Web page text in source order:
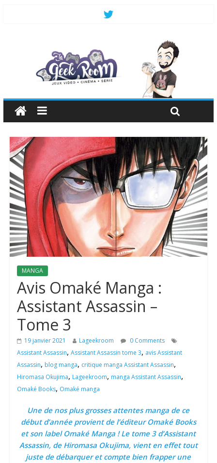
MANGA
Avis Omaké Manga :
Assistant Assassin –
Tome 3
19 janvier 2021 Lageekroom
0 Comments
Assistant Assassin, Assistant Assassin tome 3, avis Assistant
Assassin, blog manga, critique manga Assistant Assassin,
Hiromasa Okujima, Lageekroom, manga Assistant Assassin,
Omaké Books, Omaké manga
Une de nos plus grosses attentes manga de ce
début d’année provient de l’éditeur Omaké Books
et son label Omaké Manga ! Le tome 3 d’Assistant
Assassin, de Hiromasa Okujima, vient en effet tout
juste de débarquer et compte bien frapper une